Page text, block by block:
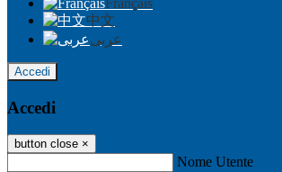
Français
中文
عربى
Accedi
Accedi
button close ×
Nome Utente